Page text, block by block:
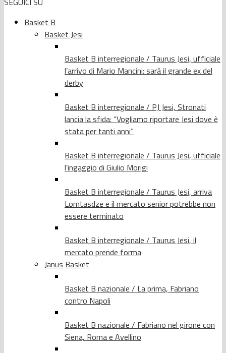
Basket B
Basket Jesi
Basket B interregionale / Taurus Jesi, ufficiale
l’arrivo di Mario Mancini: sarà il grande ex del
derby
Basket B interregionale / PJ Jesi, Stronati
lancia la sfida: “Vogliamo riportare Jesi dove è
stata per tanti anni”
Basket B interregionale / Taurus Jesi, ufficiale
l’ingaggio di Giulio Morigi
Basket B interregionale / Taurus Jesi, arriva
Lomtasdze e il mercato senior potrebbe non
essere terminato
Basket B interregionale / Taurus Jesi, il
mercato prende forma
Janus Basket
Basket B nazionale / La prima, Fabriano
contro Napoli
Basket B nazionale / Fabriano nel girone con
Siena, Roma e Avellino